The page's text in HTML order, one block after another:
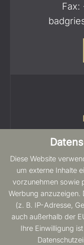
Diese Website
um externe Inhalte
vorzunehmen sowie
Werbung anzuzeigen.
(z. B. IP-Adresse,
auch außerhalb der
Ihre Einwilligung
Fax: